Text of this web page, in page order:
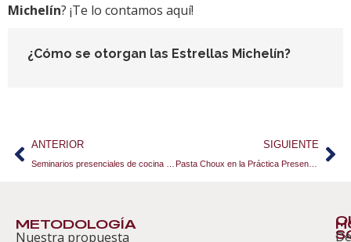
Michelín? ¡Te lo contamos aquí!
¿Cómo se otorgan las Estrellas Michelín?
ANTERIOR SIGUIENTE
Pasta Choux en la Práctica Presencial de Pastelería ESAH en Sevilla
METODOLOGÍA
Nuestra propuesta
De